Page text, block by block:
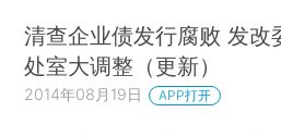
清查企业债发行腐败 发改
处室大调整（更新）
2014年08月19日 APP打开